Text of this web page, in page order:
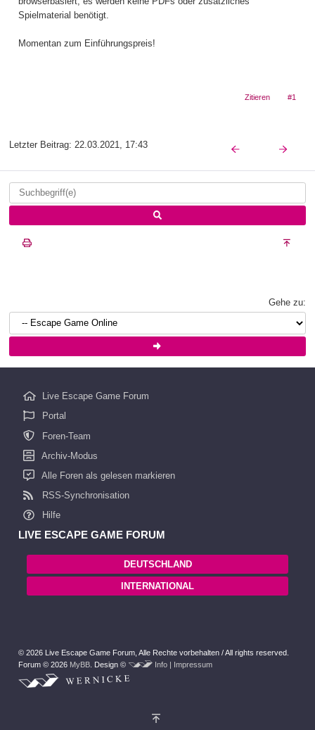
Spielmaterial benötigt.
Momentan zum Einführungspreis!
Zitieren #1
Letzter Beitrag: 22.03.2021, 17:43
Gehe zu:
Live Escape Game Forum
Portal
Foren-Team
Archiv-Modus
Alle Foren als gelesen markieren
RSS-Synchronisation
Hilfe
LIVE ESCAPE GAME FORUM
DEUTSCHLAND
INTERNATIONAL
© 2026 Live Escape Game Forum, Alle Rechte vorbehalten / All rights reserved.
Forum © 2026 MyBB. Design © Info | Impressum